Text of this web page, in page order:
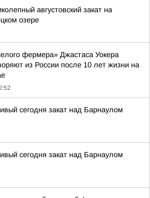
августовский закат на
озере
фермера» Джастаса Уокера
из России после 10 лет жизни на
сегодня закат над Барнаулом
сегодня закат над Барнаулом